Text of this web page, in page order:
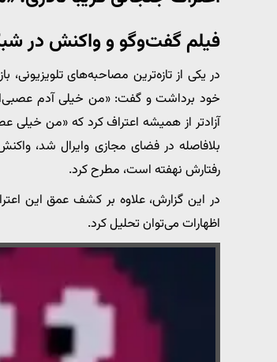
فیلم گفت‌وگو و واکنش‌ در
در یکی از تازه‌ترین مصاحبه‌های
خود برداشت و گفت: «من خیلی آدم
بلافاصله در فضای مجازی وایرال شد،
رفتارش نهفته است، مطرح کرد.
در این گزارش، علاوه بر کشف عمق این
اظهارات می‌توان تحلیل کرد.